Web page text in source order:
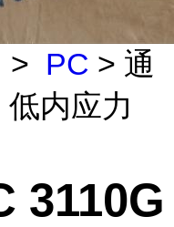
> PC > 通
内应力
3110G